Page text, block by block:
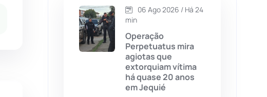
Caetité (1504)
Candiba
Cândido Sales (120)
06 Ago 2026 / Há 24
min
Operação
Perpetuatus mira
agiotas que
extorquiam vítima
há quase 20 anos
em Jequié